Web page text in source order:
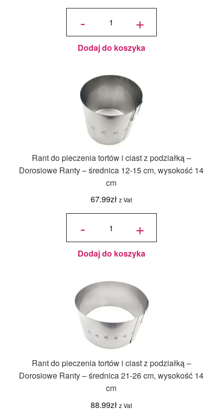
-
ilość Rant
tortów i
ciast z
-
Dorosiowe
średnica
31-42 cm,
wysokość
+
Dodaj do koszyka
Rant do pieczenia tortów i ciast z podziałką –
Dorosiowe Ranty – średnica 12-15 cm, wysokość 14
cm
67.99zł z Vat
-
ilość Rant
tortów i
ciast z
podziałką
-
Dorosiowe
średnica
12-15 cm,
wysokość
+
Dodaj do koszyka
Rant do pieczenia tortów i ciast z podziałką –
Dorosiowe Ranty – średnica 21-26 cm, wysokość 14
cm
88.99zł z Vat